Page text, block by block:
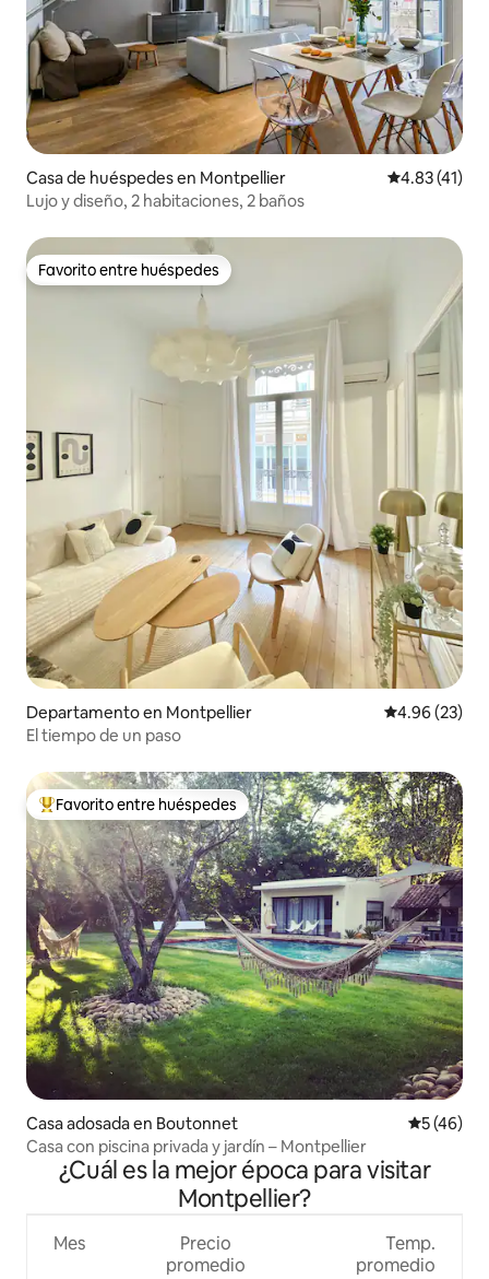
Casa de huéspedes en Montpellier Calificación
4.83 (41)
Lujo y diseño, 2 habitaciones, 2 baños
Favorito entre huéspedes
Favorito entre huéspedes
Departamento en Montpellier Calificación
4.96 (23)
El tiempo de un paso
De los mejores en Favorito entre huéspedes
Favorito entre huéspedes
Casa adosada en Boutonnet
5 (46)
Casa con piscina privada y jardín – Montpellier
¿Cuál es la mejor época para visitar
Montpellier?
Mes
Precio
promedio
Temp.
promedio